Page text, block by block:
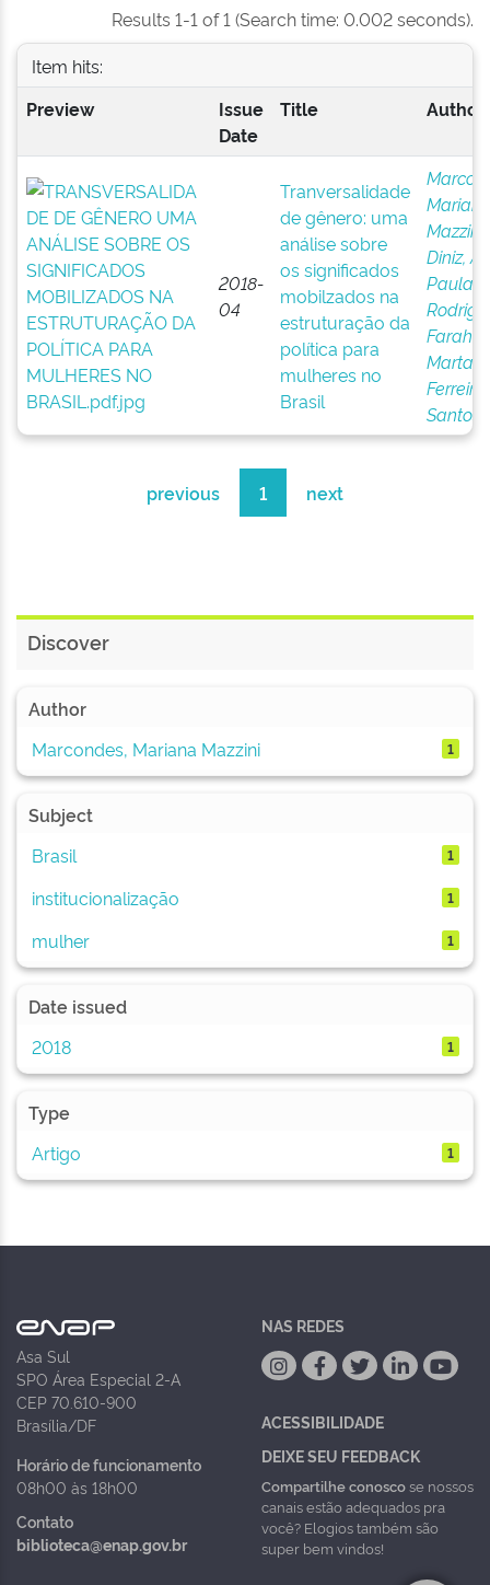
Results 1-1 of 1 (Search time: 0.002 seconds).
Item hits:
Preview
Issue
Date
Title
2018-
04
Tranversalidade
de gênero: uma
análise sobre
os significados
mobilzados na
estruturação da
política para
mulheres no
Brasil
Mazzini
Diniz,
Paula
Farah,
Marta
Ferreira
Santos
previous 1 next
Discover
Author
Marcondes, Mariana Mazzini
1
Subject
Brasil
1
institucionalização 1
mulher 1
Date issued
2018
1
Type
Artigo
1
Asa Sul
SPO Área Especial 2-A
CEP 70.610-900
Brasília/DF
Horário de funcionamento
08h00 às 18h00
Contato
biblioteca@enap.gov.br
NAS REDES
ACESSIBILIDADE
DEIXE SEU FEEDBACK
Compartilhe conoscose nossos
canais estão adequados pra
você? Elogios também são
super bem vindos!